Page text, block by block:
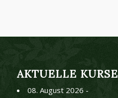
AKTUELLE KURSE
08. August 2026 -